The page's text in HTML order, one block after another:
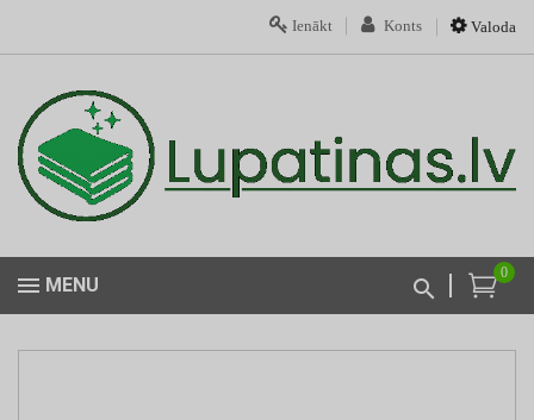
Valoda
Konts
Ienākt
0
MENU